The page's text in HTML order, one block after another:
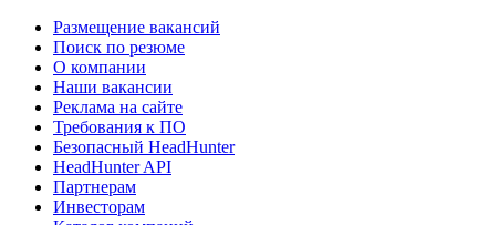
Размещение вакансий
Поиск по резюме
О компании
Наши вакансии
Реклама на сайте
Требования к ПО
Безопасный HeadHunter
HeadHunter API
Партнерам
Инвесторам